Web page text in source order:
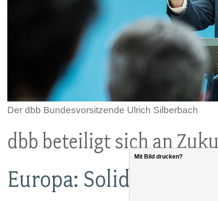
Der dbb Bundesvorsitzende Ulrich Silberbach
dbb beteiligt sich an
Europa: Solidarität ist
Mit Bild drucken?